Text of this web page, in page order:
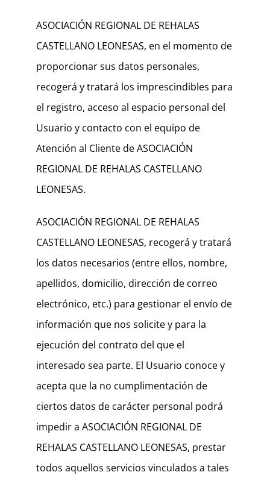
ASOCIACIÓN REGIONAL DE REHALAS
CASTELLANO LEONESAS, en el momento de
proporcionar sus datos personales,
recogerá y tratará los imprescindibles para
el registro, acceso al espacio personal del
Usuario y contacto con el equipo de
Atención al Cliente de ASOCIACIÓN
REGIONAL DE REHALAS CASTELLANO
LEONESAS.
ASOCIACIÓN REGIONAL DE REHALAS
CASTELLANO LEONESAS, recogerá y tratará
los datos necesarios (entre ellos, nombre,
apellidos, domicilio, dirección de correo
electrónico, etc.) para gestionar el envío de
información que nos solicite y para la
ejecución del contrato del que el
interesado sea parte. El Usuario conoce y
acepta que la no cumplimentación de
ciertos datos de carácter personal podrá
impedir a ASOCIACIÓN REGIONAL DE
REHALAS CASTELLANO LEONESAS, prestar
todos aquellos servicios vinculados a tales